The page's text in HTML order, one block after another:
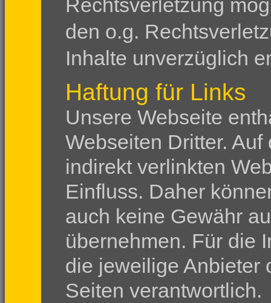
Rechtsverletzung
den o.g.
Inhalte unverzüglich
Haftung für Links
Unsere Webseite
Webseiten Dritter.
indirekt verlinkten
Einfluss. Daher
auch keine Gewähr
übernehmen. Für die
die jeweilige Anbieter
Seiten verantwortlich.